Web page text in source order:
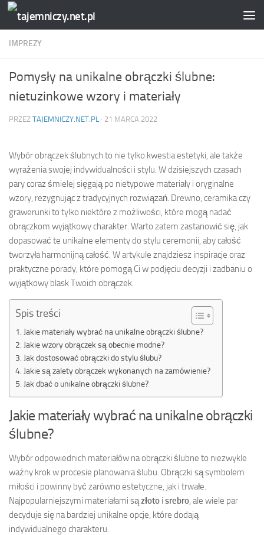
Przejdź do treści
IMPREZY
Pomysły na unikalne obrączki ślubne:
nietuzinkowe wzory i materiały
PRZEZ TAJEMNICZY.NET.PL · 21 MARCA 2022
Wybór obrączek ślubnych to nie tylko kwestia estetyki, ale także
wyrażenia swojej indywidualności i stylu. W dzisiejszych czasach
pary coraz śmielej sięgają po nietypowe materiały i oryginalne
wzory, rezygnując z tradycyjnych rozwiązań. Drewno, ceramika czy
grawerunki to tylko niektóre z możliwości, które mogą nadać
obrączkom wyjątkowy charakter. Warto zatem zastanowić się, jak
dopasować te unikalne elementy do stylu ceremonii, aby całość
tworzyła harmonijną całość. W artykule znajdziesz inspiracje oraz
praktyczne porady, które pomogą Ci w podjęciu decyzji i zadbaniu o
wyjątkowy blask Twoich obrączek.
Spis treści
Jakie materiały wybrać na unikalne obrączki ślubne?
Jakie wzory obrączek są obecnie modne?
Jak dostosować obrączki do stylu ślubu?
Jakie są zalety obrączek wykonanych na zamówienie?
Jak dbać o unikalne obrączki ślubne?
Jakie materiały wybrać na unikalne obrączki
ślubne?
Wybór odpowiednich materiałów na obrączki ślubne to niezwykle
ważny krok w procesie planowania ślubu. Obrączki są symbolem
miłości i powinny być zarówno estetyczne, jak i trwałe.
Najpopularniejszymi materiałami sązłoto i srebro, ale wiele par
decyduje się na bardziej unikalne opcje, które dodają
indywidualnego charakteru.